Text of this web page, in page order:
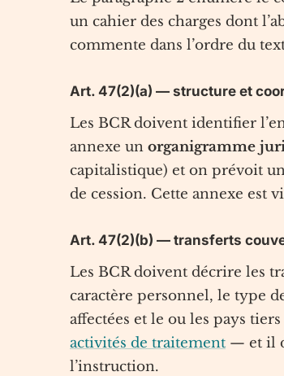
un cahier des charges dont
commente dans l’ordre du
Art. 47(2)(a) — structure et
Les BCR doivent identifier
annexe un organigramme
capitalistique) et on prévoit
de cession. Cette annexe est
Art. 47(2)(b) — transferts
Les BCR doivent décrire les
caractère personnel, le type
affectées et le ou les pays
activités de traitement — et il
l’instruction.